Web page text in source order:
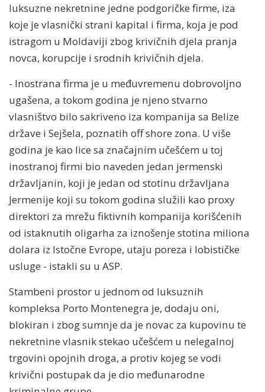
luksuzne nekretnine jedne podgoričke firme, iza
koje je vlasnički strani kapital i firma, koja je pod
istragom u Moldaviji zbog krivičnih djela pranja
novca, korupcije i srodnih krivičnih djela.
- Inostrana firma je u međuvremenu dobrovoljno
ugašena, a tokom godina je njeno stvarno
vlasništvo bilo sakriveno iza kompanija sa Belize
države i Sejšela, poznatih off shore zona. U više
godina je kao lice sa značajnim učešćem u toj
inostranoj firmi bio naveden jedan jermenski
državljanin, koji je jedan od stotinu državljana
Jermenije koji su tokom godina služili kao proxy
direktori za mrežu fiktivnih kompanija korišćenih
od istaknutih oligarha za iznošenje stotina miliona
dolara iz Istočne Evrope, utaju poreza i lobističke
usluge - istakli su u ASP.
Stambeni prostor u jednom od luksuznih
kompleksa Porto Montenegra je, dodaju oni,
blokiran i zbog sumnje da je novac za kupovinu te
nekretnine vlasnik stekao učešćem u nelegalnoj
trgovini opojnih droga, a protiv kojeg se vodi
krivični postupak da je dio međunarodne